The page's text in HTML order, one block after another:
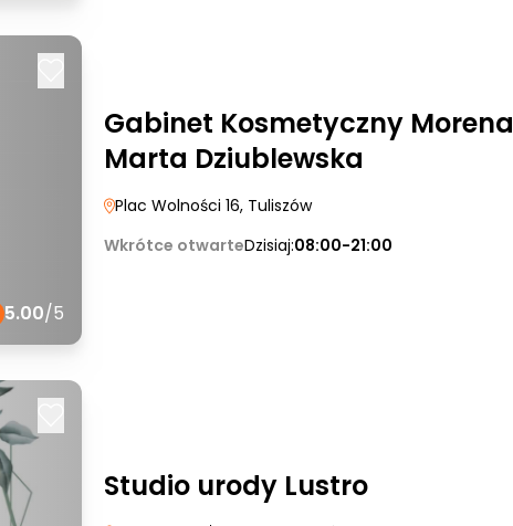
5.00/5
Gabinet Kosmetyczny Morena
Marta Dziublewska
Plac Wolności 16, Tuliszów
Wkrótce otwarteDzisiaj:08:00-21:00
Studio urody Lustro